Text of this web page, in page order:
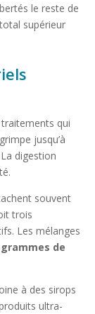
le reste de
supérieur
qui
jusqu’à
digestion
souvent
trois
Les mélanges
grammes de
à des sirops
ultra-